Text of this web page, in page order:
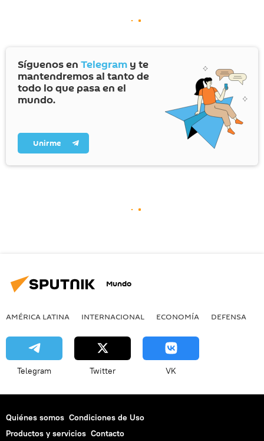
Síguenos en Telegram y te
mantendremos al tanto de
todo lo que pasa en el
mundo.
Unirme
Mundo
AMÉRICA LATINA INTERNACIONAL ECONOMÍA DEFENSA
Telegram Twitter VK
Quiénes somos Condiciones de Uso
Productos y servicios Contacto